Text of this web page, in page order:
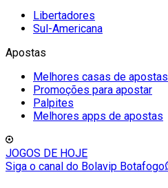
Libertadores
Sul-Americana
Apostas
Melhores casas de apostas
Promoções para apostar
Palpites
Melhores apps de apostas
JOGOS DE HOJE
Siga o canal do Bolavip Botafogo